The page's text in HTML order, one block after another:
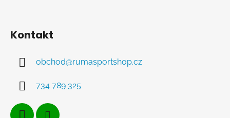
Kontakt
obchod@rumasportshop.cz
734 789 325